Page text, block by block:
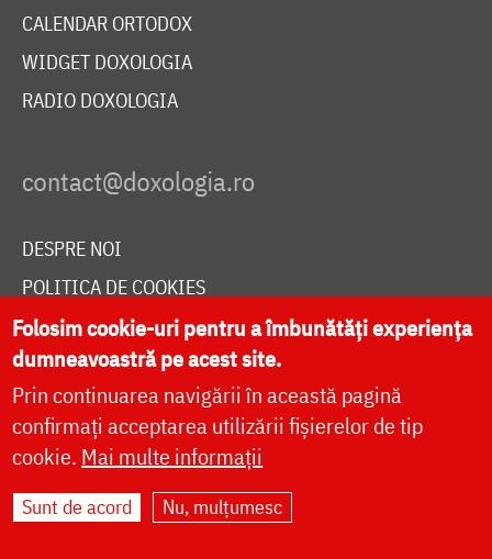
CALENDAR ORTODOX
WIDGET DOXOLOGIA
RADIO DOXOLOGIA
DESPRE NOI
POLITICA DE COOKIES
DONEAZĂ ONLINE PENTRU CATEDRALA NAȚIONALĂ
LIVE
Site dezvoltat deDOXOLOGIA MEDIA
Folosim cookie-uri pentru a îmbunătăți experiența
dumneavoastră pe acest site.
Prin continuarea navigării în această pagină
confirmați acceptarea utilizării fișierelor de tip
cookie. Mai multe informații
Sunt de acord Nu, mulțumesc